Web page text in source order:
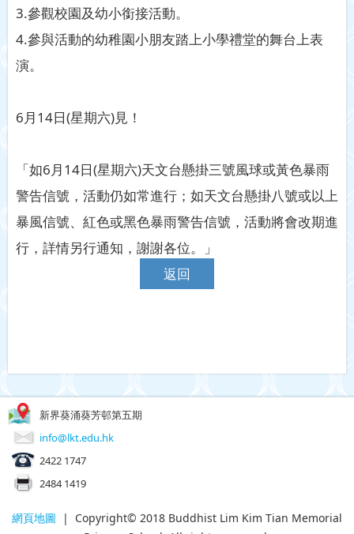
3.參觀校園及幼小銜接活動。
4.參與活動的幼稚園小朋友踏上小學禮堂的舞台上表
演。
6月14日(星期六)見！
「如6月14日(星期六)天文台懸掛三號風球或黃色暴雨
警告信號，活動仍如常進行；如天文台懸掛八號或以上
暴風信號、紅色或黑色暴雨警告信號，活動將會改期進
行，詳情另行通知，謝謝各位。」
返回
新界葵涌葵芳邨第五期
info@lkt.edu.hk
2422 1747
2484 1419
網頁地圖 | Copyright© 2018 Buddhist Lim Kim Tian Memorial